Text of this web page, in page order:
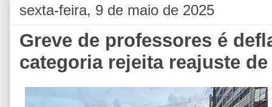
sexta-feira, 9 de maio de 2025
Greve de professores é
categoria rejeita reajuste de